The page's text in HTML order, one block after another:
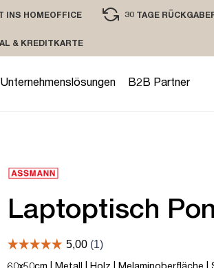
INS HOMEOFFICE 30 TAGE
& KREDITKARTE
Unternehmenslösungen
B2B Partner
Laptoptisch
60x50cm | Metall | Holz | Melaminoberfläche |